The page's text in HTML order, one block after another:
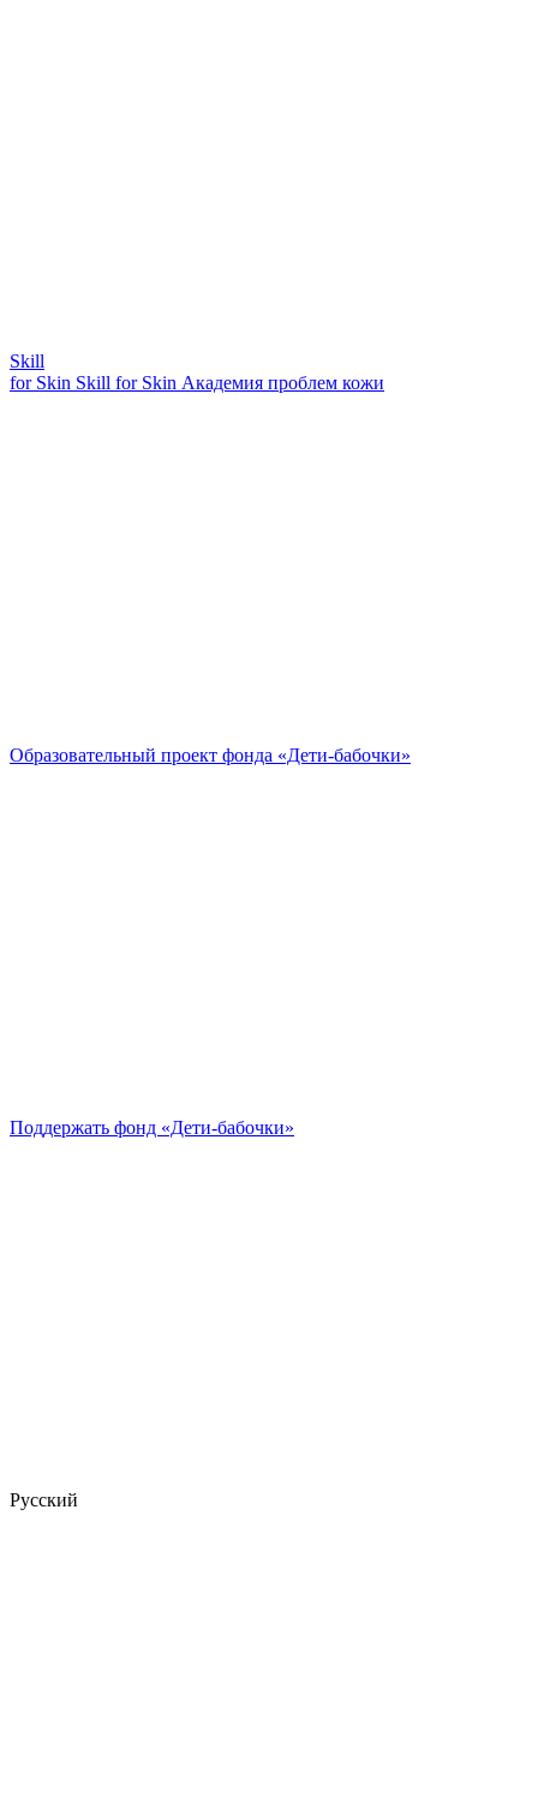
Skill
for Skin Skill for Skin Академия проблем кожи
Образовательный проект фонда «Дети-бабочки»
Поддержать фонд «Дети-бабочки»
Русский